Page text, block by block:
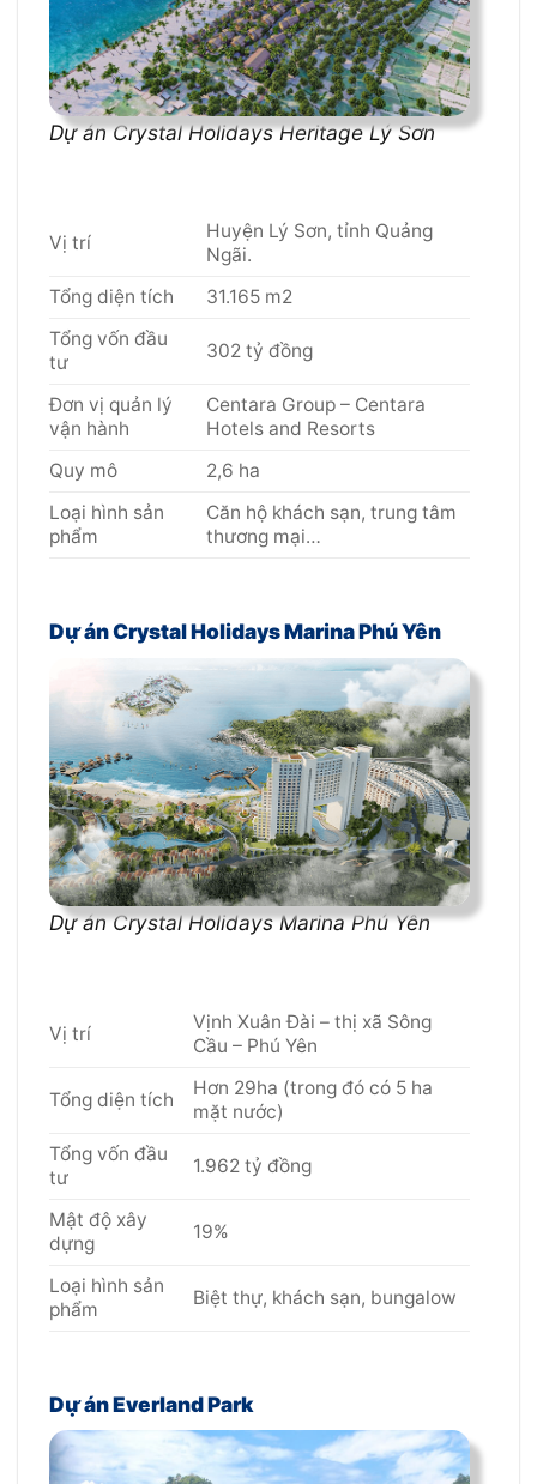
Dự án Crystal Holidays Heritage Lý Sơn
Vị trí
Huyện Lý Sơn, tỉnh Quảng
Ngãi.
Tổng diện tích
31.165 m2
Tổng vốn đầu
tư
302 tỷ đồng
Đơn vị quản lý
vận hành
Centara Group – Centara
Hotels and Resorts
Quy mô
2,6 ha
Loại hình sản
phẩm
Căn hộ khách sạn, trung tâm
thương mại…
Dự án Crystal Holidays Marina Phú Yên
Dự án Crystal Holidays Marina Phú Yên
Vị trí
Vịnh Xuân Đài – thị xã Sông
Cầu – Phú Yên
Tổng diện tích
Hơn 29ha (trong đó có 5 ha
mặt nước)
Tổng vốn đầu
tư
1.962 tỷ đồng
Mật độ xây
dựng
19%
Loại hình sản
phẩm
Biệt thự, khách sạn, bungalow
Dự án Everland Park